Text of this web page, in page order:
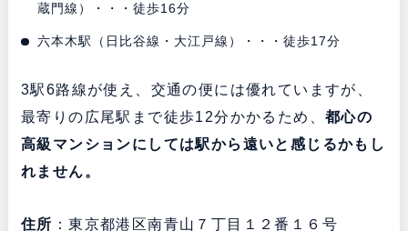
蔵門線）・・・徒歩16分
六本木駅（日比谷線・大江戸線）・・・徒歩17分
3駅6路線が使え、交通の便には優れていますが、
最寄りの広尾駅まで徒歩12分かかるため、 都心の
高級マンションにしては駅から遠いと感じるかもし
れません。
住所 ：東京都港区南青山７丁目１２番１６号